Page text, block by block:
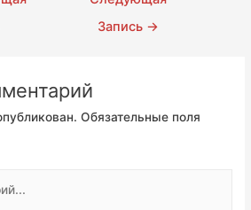
Запись →
Обязательные поля